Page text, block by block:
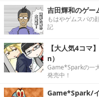
吉田輝和のゲー
もはやゲムスパの
記
【大人気4コ
n）
Game*Sparkの一
発売中！
Game*Spark/